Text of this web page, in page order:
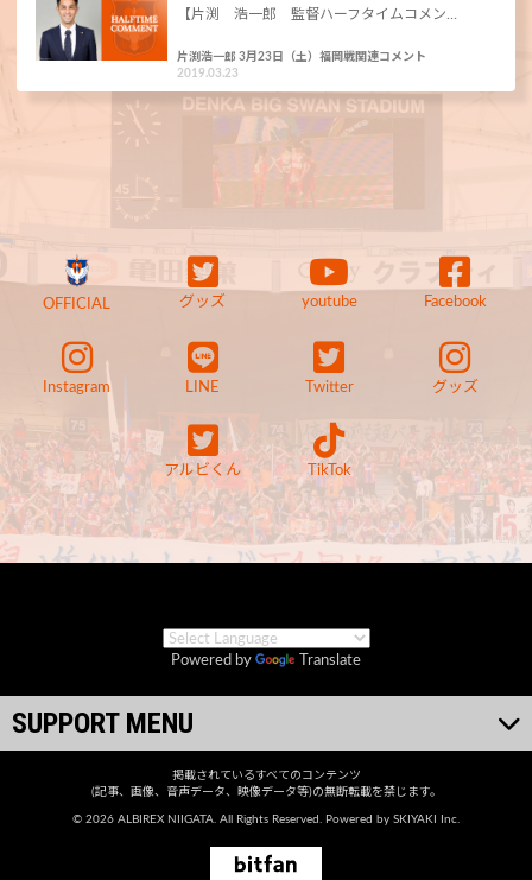
【片渕 浩一郎 監督ハーフタイムコメン…
片渕浩一郎 3月23日（土）福岡戦関連コメント
2019.03.23
OFFICIAL グッズ youtube Facebook
Instagram LINE Twitter グッズ
アルビくん TikTok
Powered by Translate
SUPPORT MENU
掲載されているすべてのコンテンツ
(記事、画像、音声データ、映像データ等)の無断転載を禁じます。
© 2026 ALBIREX NIIGATA. All Rights Reserved. Powered by SKIYAKI Inc.